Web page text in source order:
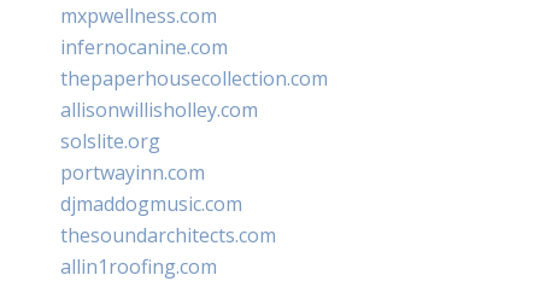
mxpwellness.com
infernocanine.com
thepaperhousecollection.com
allisonwillisholley.com
solslite.org
portwayinn.com
djmaddogmusic.com
thesoundarchitects.com
allin1roofing.com